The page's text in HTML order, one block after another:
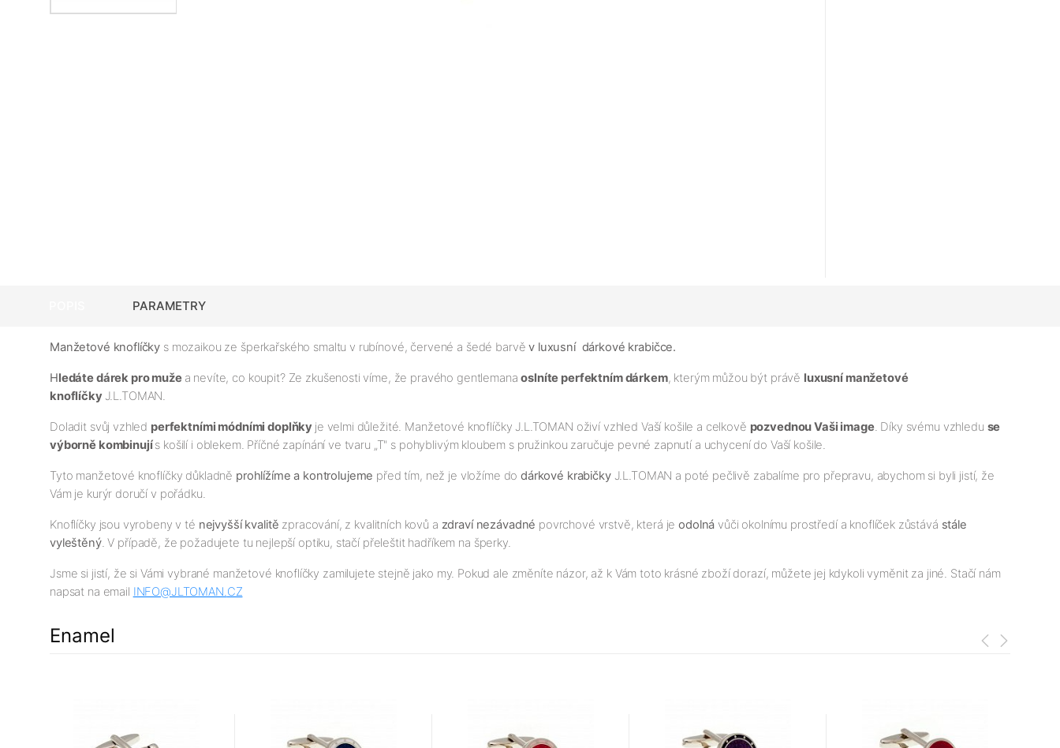
PARAMETRY
Manžetové knoflíčky s mozaikou ze šperkařského smaltu v rubínové, červené a šedé barvě v luxusní dárkové krabičce.
Hledáte dárek pro muže a nevíte, co koupit? Ze zkušenosti víme, že pravého gentlemanaoslníte perfektním dárkem, kterým můžou být právě luxusní manžetové
knoflíčky J.L.TOMAN.
Doladit svůj vzhled perfektními módními doplňky je velmi důležité. Manžetové knoflíčky J.L.TOMAN oživí vzhled Vaší košile a celkově pozvednou Vaši image. Díky svému vzhledu se
výborně kombinujís košilí i oblekem. Příčné zapínání ve tvaru „T" s pohyblivým kloubem s pružinkou zaručuje pevné zapnutí a uchycení do Vaší košile.
Tyto manžetové knoflíčky důkladně prohlížíme a kontrolujeme před tím, než je vložíme dodárkové krabičkyJ.L.TOMAN a poté pečlivě zabalíme pro přepravu, abychom si byli jistí, že
Vám je kurýr doručí v pořádku.
Knoflíčky jsou vyrobeny v té nejvyššíkvalitě zpracování, z kvalitních kovů a zdraví nezávadné povrchové vrstvě, která jeodolná vůči okolnímu prostředí a knoflíček zůstává stále
vyleštěný. V případě, že požadujete tu nejlepší optiku, stačí přeleštit hadříkem na šperky.
Jsme si jistí, že si Vámi vybrané manžetové knoflíčky zamilujete stejně jako my. Pokud ale změníte názor, až k Vám toto krásné zboží dorazí, můžete jej kdykoli vyměnit za jiné. Stačí nám
napsat na email INFO@JLTOMAN.CZ
Enamel